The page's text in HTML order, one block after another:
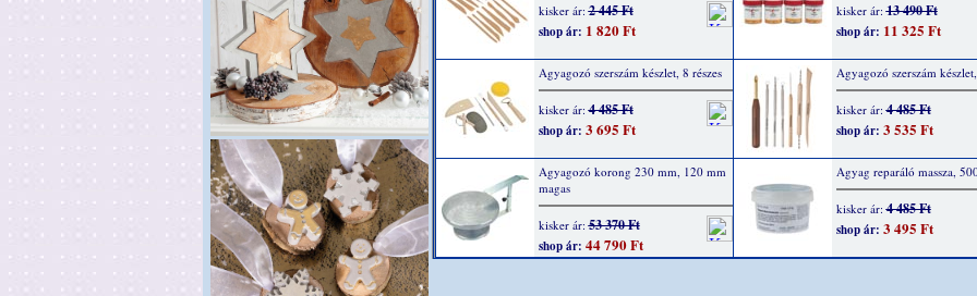
kisker ár:2 445 Ft
shop ár: 1 820 Ft
kisker ár:13 490 Ft
shop ár: 11 325 Ft
Agyagozó szerszám készlet, 8 részes
kisker ár:4 485 Ft
shop ár: 3 695 Ft
Agyagozó szerszám
kisker ár:4 485 Ft
shop ár: 3 535 Ft
Agyagozó korong 230 mm, 120 mm
magas
kisker ár:53 370 Ft
shop ár: 44 790 Ft
Agyag reparáló massza,
kisker ár:4 485 Ft
shop ár: 3 495 Ft